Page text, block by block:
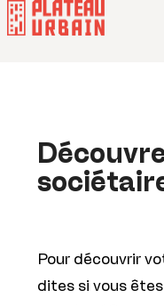
Pour découvrir
dites si vous